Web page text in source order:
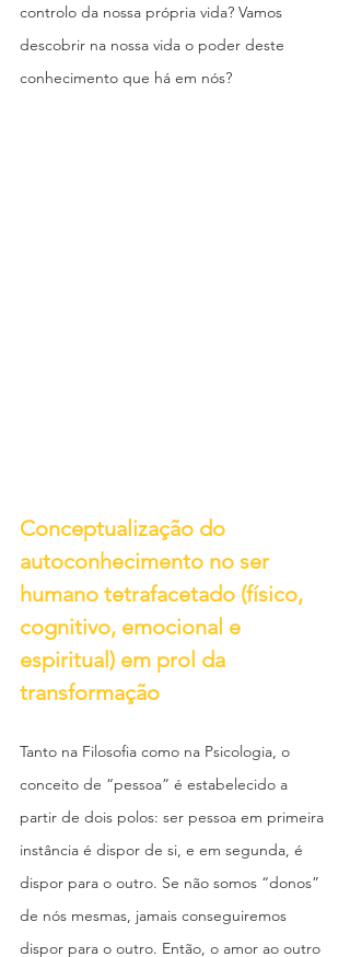
controlo da nossa própria vida? Vamos
descobrir na nossa vida o poder deste
conhecimento que há em nós?
Conceptualização do
autoconhecimento no ser
humano tetrafacetado (físico,
cognitivo, emocional e
espiritual) em prol da
transformação
Tanto na Filosofia como na Psicologia, o
conceito de “pessoa” é estabelecido a
partir de dois polos: ser pessoa em primeira
instância é dispor de si, e em segunda, é
dispor para o outro. Se não somos “donos”
de nós mesmas, jamais conseguiremos
dispor para o outro. Então, o amor ao outro